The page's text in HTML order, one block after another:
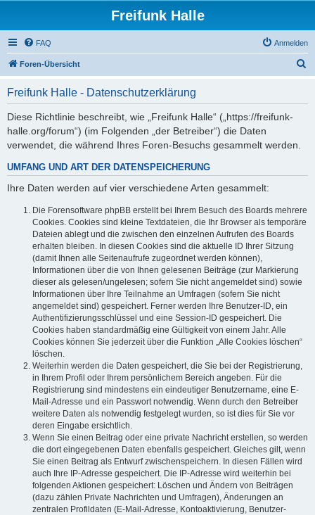
Freifunk Halle
FAQ Anmelden
Foren-Übersicht
Freifunk Halle - Datenschutzerklärung
Diese Richtlinie beschreibt, wie „Freifunk Halle“ („https://freifunk-
halle.org/forum“) (im Folgenden „der Betreiber“) die Daten
verwendet, die während Ihres Foren-Besuchs gesammelt werden.
UMFANG UND ART DER DATENSPEICHERUNG
Ihre Daten werden auf vier verschiedene Arten gesammelt:
Die Forensoftware phpBB erstellt bei Ihrem Besuch des Boards mehrere
Cookies. Cookies sind kleine Textdateien, die Ihr Browser als temporäre
Dateien ablegt und die zwischen den einzelnen Aufrufen des Boards
erhalten bleiben. In diesen Cookies sind die aktuelle ID Ihrer Sitzung
(damit Ihnen alle Seitenaufrufe zugeordnet werden können),
Informationen über die von Ihnen gelesenen Beiträge (zur Markierung
dieser als gelesen/ungelesen; sofern Sie nicht angemeldet sind) sowie
Informationen über Ihre Teilnahme an Umfragen (sofern Sie nicht
angemeldet sind) gespeichert. Ferner werden Ihre Benutzer-ID, ein
Authentifizierungsschlüssel und eine Session-ID gespeichert. Die
Cookies haben standardmäßig eine Gültigkeit von einem Jahr. Alle
Cookies können Sie jederzeit über die Funktion „Alle Cookies löschen“
löschen.
Weiterhin werden die Daten gespeichert, die Sie bei der Registrierung,
in Ihrem Profil oder Ihrem persönlichem Bereich angeben. Für die
Registrierung sind mindestens ein eindeutiger Benutzername, eine E-
Mail-Adresse und ein Passwort notwendig. Wenn durch den Betreiber
weitere Daten als notwendig festgelegt wurden, so ist dies für Sie vor
deren Eingabe ersichtlich.
Wenn Sie einen Beitrag oder eine private Nachricht erstellen, so werden
die dort eingegebenen Daten ebenfalls gespeichert. Gleiches gilt, wenn
Sie einen Beitrag als Entwurf zwischenspeichern. In diesen Fällen wird
auch Ihre IP-Adresse gespeichert. Die IP-Adresse wird weiterhin bei
folgenden Aktionen gespeichert: Löschen und Ändern von Beiträgen
(dazu zählen Private Nachrichten und Umfragen), Änderungen an
zentralen Profildaten (E-Mail-Adresse, Kontoaktivierung, Benutzer-